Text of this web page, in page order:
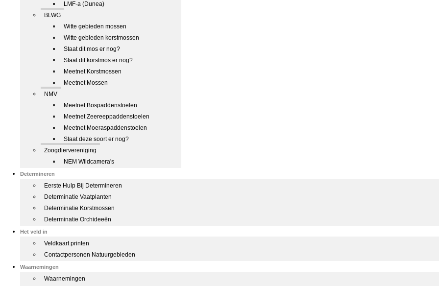
LMF-a (Dunea)
BLWG
Witte gebieden mossen
Witte gebieden korstmossen
Staat dit mos er nog?
Staat dit korstmos er nog?
Meetnet Korstmossen
Meetnet Mossen
NMV
Meetnet Bospaddenstoelen
Meetnet Zeereeppaddenstoelen
Meetnet Moeraspaddenstoelen
Staat deze soort er nog?
Zoogdiervereniging
NEM Wildcamera's
Determineren
Eerste Hulp Bij Determineren
Determinatie Vaatplanten
Determinatie Korstmossen
Determinatie Orchideeën
Het veld in
Veldkaart printen
Contactpersonen Natuurgebieden
Waarnemingen
Waarnemingen